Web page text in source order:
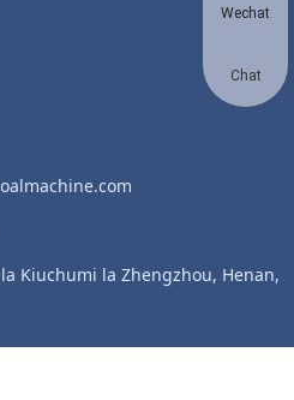
Kiuchumi la Zhengzhou, Henan,
Wechat
Chat